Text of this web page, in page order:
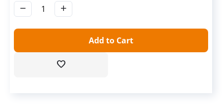
+
−
Add to Cart